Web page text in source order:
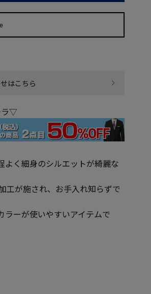
はこちら
ラ▽
よく細身のシルエットが綺麗な
工が施され、お手入れ知らずで
ラーが使いやすいアイテムで